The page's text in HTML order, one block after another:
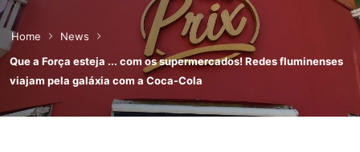
Home
News
Que a Força esteja ... com os supermercados! Redes fluminenses
viajam pela galáxia com a Coca-Cola